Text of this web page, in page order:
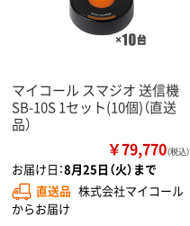
マイコール スマジオ 送信機
SB-10S 1セット(10個)（直送
品）
￥79,770（税込）
お届け日：8月25日（火）まで
直送品 株式会社マイコール
からお届け